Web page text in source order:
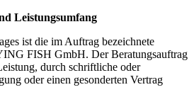
Leistungsumfang
ist die im Auftrag bezeichnete
FISH GmbH. Der Beratungsauftrag
durch schriftliche oder
oder einen gesonderten Vertrag